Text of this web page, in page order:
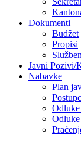
Dokumenti
Budžet
Propisi
Javni Pozivi/
Nabavke
Plan
Odluke
Odluke